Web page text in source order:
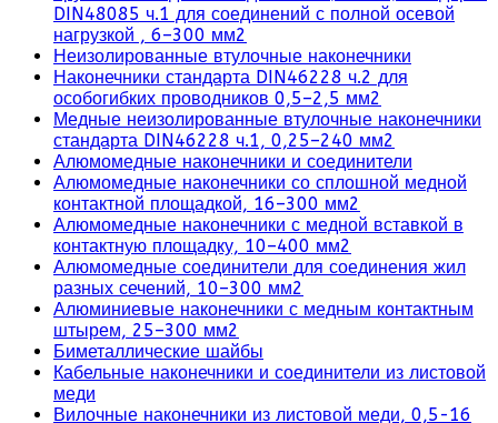
DIN48085 ч.1 для соединений с полной осевой
нагрузкой , 6–300 мм2
Неизолированные втулочные наконечники
Наконечники стандарта DIN46228 ч.2 для
особогибких проводников 0,5–2,5 мм2
Медные неизолированные втулочные наконечники
стандарта DIN46228 ч.1, 0,25–240 мм2
Алюмомедные наконечники и соединители
Алюмомедные наконечники со сплошной медной
контактной площадкой, 16–300 мм2
Алюмомедные наконечники с медной вставкой в
контактную площадку, 10–400 мм2
Алюмомедные соединители для соединения жил
разных сечений, 10–300 мм2
Алюминиевые наконечники с медным контактным
штырем, 25–300 мм2
Биметаллические шайбы
Кабельные наконечники и соединители из листовой
меди
Вилочные наконечники из листовой меди, 0,5-16